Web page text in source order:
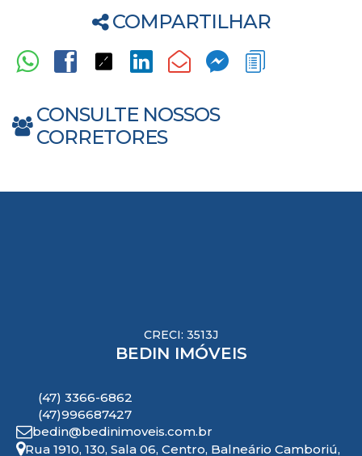
COMPARTILHAR
CONSULTE NOSSOS
CORRETORES
CRECI: 3513J
BEDIN IMÓVEIS
(47) 3366-6862
(47)996687427
bedin@bedinimoveis.com.br
Rua 1910, 130, Sala 06, Centro, Balneário Camboriú,